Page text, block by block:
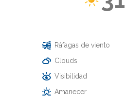
Ráfagas de viento
Clouds
Visibilidad
Amanecer